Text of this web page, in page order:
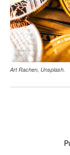
Art Rachen, Unsplash.